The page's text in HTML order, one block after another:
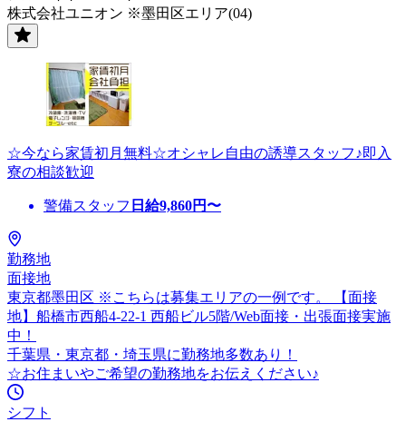
株式会社ユニオン ※墨田区エリア(04)
☆今なら家賃初月無料☆オシャレ自由の誘導スタッフ♪即入
寮の相談歓迎
警備スタッフ 日給9,860円〜
勤務地
面接地
東京都墨田区 ※こちらは募集エリアの一例です。 【面接
地】船橋市西船4-22-1 西船ビル5階/Web面接・出張面接実施
中！
千葉県・東京都・埼玉県に勤務地多数あり！
☆お住まいやご希望の勤務地をお伝えください♪
シフト